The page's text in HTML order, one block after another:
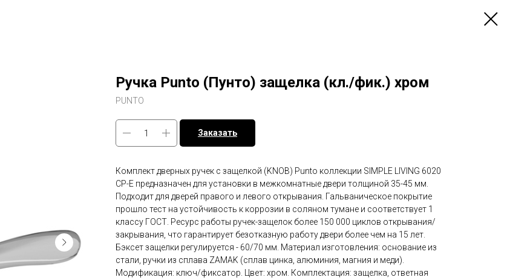
Ручка Punto (Пунто) защелка (кл./фик.) хром
PUNTO
Заказать
Комплект дверных ручек с защелкой (KNOB) Punto коллекции SIMPLE LIVING 6020
CP-E предназначен для установки в межкомнатные двери толщиной 35-45 мм.
Подходит для дверей правого и левого открывания. Гальваническое покрытие
прошло тест на устойчивость к коррозии в соляном тумане и соответствует 1
классу ГОСТ. Ресурс работы ручек-защелок более 150 000 циклов открывания/
закрывания, что гарантирует безотказную работу двери более чем на 15 лет.
Бэксет защелки регулируется - 60/70 мм. Материал изготовления: основание из
стали, ручки из сплава ZAMAK (сплав цинка, алюминия, магния и меди).
Модификация: ключ/фиксатор. Цвет: хром. Комплектация: защелка, ответная